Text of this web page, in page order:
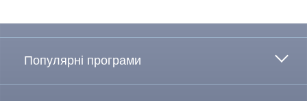
Популярні програми